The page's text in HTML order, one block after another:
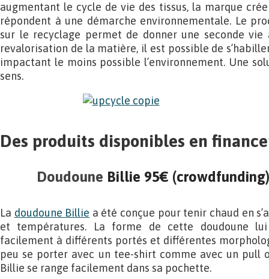
augmentant le cycle de vie des tissus, la marque
répondent à une démarche environnementale. Le
sur le recyclage permet de donner une seconde vie
revalorisation de la matière, il est possible de
impactant le moins possible l’environnement. Une
sens.
Des produits disponibles en
Doudoune Billie 95€
La doudoune Billie a été conçue pour tenir chaud en
et températures. La forme de cette doudoune
facilement à différents portés et différentes
peu se porter avec un tee-shirt comme avec un pull
Billie se range facilement dans sa pochette.